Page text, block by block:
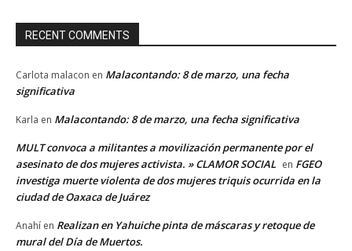
RECENT COMMENTS
Carlota malacon en Malacontando: 8 de marzo, una fecha
significativa
Karla en Malacontando: 8 de marzo, una fecha significativa
MULT convoca a militantes a movilización permanente por el
asesinato de dos mujeres activista. » CLAMOR SOCIAL en FGEO
investiga muerte violenta de dos mujeres triquis ocurrida en la
ciudad de Oaxaca de Juárez
Anahí en Realizan en Yahuiche pinta de máscaras y retoque de
mural del Día de Muertos.